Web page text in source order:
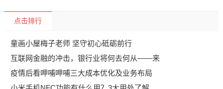
点击排行
童画小屋梅子老师 坚守初心砥砺前行
互联网金融的冲击，银行业将何去何从——来
疫情后看呷哺呷哺三大成本优化及业务布局